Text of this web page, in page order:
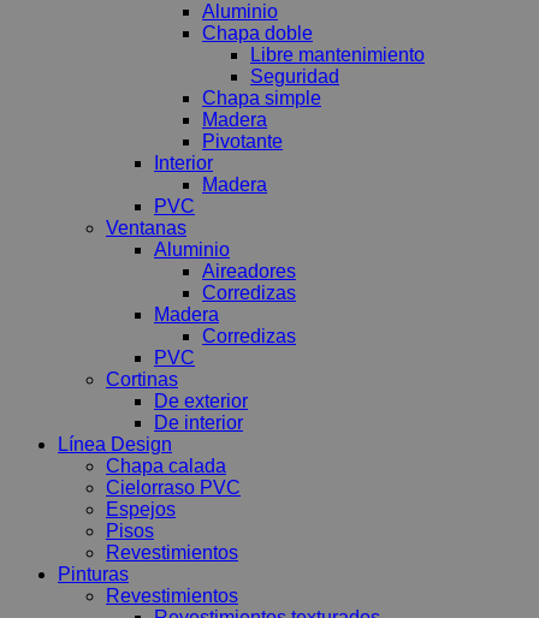
Aluminio
Chapa doble
Libre mantenimiento
Seguridad
Chapa simple
Madera
Pivotante
Interior
Madera
PVC
Ventanas
Aluminio
Aireadores
Corredizas
Madera
Corredizas
PVC
Cortinas
De exterior
De interior
Línea Design
Chapa calada
Cielorraso PVC
Espejos
Pisos
Revestimientos
Pinturas
Revestimientos